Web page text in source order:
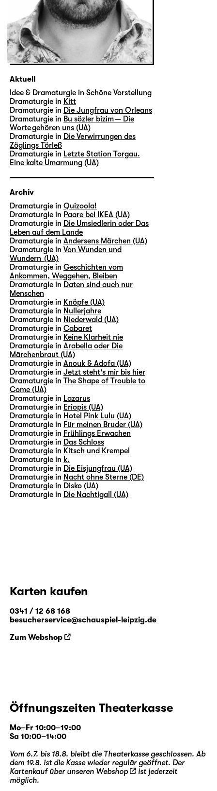
Aktuell
Idee & Dramaturgie in Schöne Vorstellung
Dramaturgie in Kitt
Dramaturgie in Die Jungfrau von Orleans
Dramaturgie in Bu sözler bizim — Die
Worte gehören uns (UA)
Dramaturgie in Die Verwirrungen des
Zöglings Törleß
Dramaturgie in Letzte Station Torgau.
Eine kalte Umarmung (UA)
Archiv
Dramaturgie in Quizoola!
Dramaturgie in Paare bei IKEA (UA)
Dramaturgie in Die Umsiedlerin oder Das
Leben auf dem Lande
Dramaturgie in Andersens Märchen (UA)
Dramaturgie in Von Wunden und
Wundern (UA)
Dramaturgie in Geschichten vom
Ankommen, Weggehen, Bleiben
Dramaturgie in Daten sind auch nur
Menschen
Dramaturgie in Knöpfe (UA)
Dramaturgie in Nullerjahre
Dramaturgie in Niederwald (UA)
Dramaturgie in Cabaret
Dramaturgie in Keine Klarheit nie
Dramaturgie in Arabella oder Die
Märchenbraut (UA)
Dramaturgie in Anouk & Adofa (UA)
Dramaturgie in Jetzt steht's mir bis hier
Dramaturgie in The Shape of Trouble to
Come (UA)
Dramaturgie in Lazarus
Dramaturgie in Eriopis (UA)
Dramaturgie in Hotel Pink Lulu (UA)
Dramaturgie in Für meinen Bruder (UA)
Dramaturgie in Frühlings Erwachen
Dramaturgie in Das Schloss
Dramaturgie in Kitsch und Krempel
Dramaturgie in k.
Dramaturgie in Die Eisjungfrau (UA)
Dramaturgie in Nacht ohne Sterne (DE)
Dramaturgie in Disko (UA)
Dramaturgie in Die Nachtigall (UA)
Karten kaufen
0341 / 12 68 168
besucherservice@schauspiel-leipzig.de
Zum Webshop
Öffnungszeiten Theaterkasse
Mo–Fr 10:00–19:00
Sa 10:00–14:00
Vom 6.7. bis 18.8. bleibt die Theaterkasse geschlossen. Ab
dem 19.8. ist die Kasse wieder regulär geöffnet. Der
Kartenkauf über unseren Webshop
ist jederzeit
möglich.